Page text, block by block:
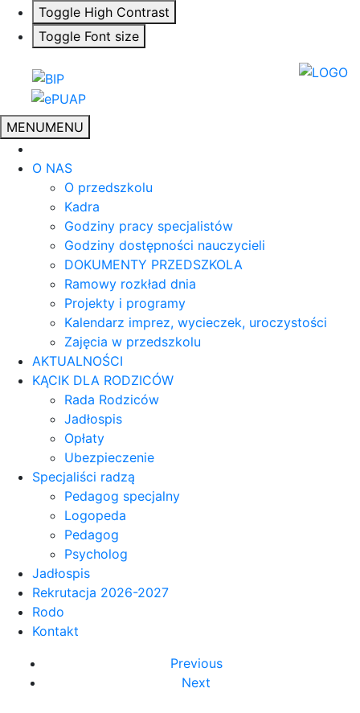
Toggle High Contrast
Toggle Font size
MENUMENU
O NAS
O przedszkolu
Kadra
Godziny pracy specjalistów
Godziny dostępności nauczycieli
DOKUMENTY PRZEDSZKOLA
Ramowy rozkład dnia
Projekty i programy
Kalendarz imprez, wycieczek, uroczystości
Zajęcia w przedszkolu
AKTUALNOŚCI
KĄCIK DLA RODZICÓW
Rada Rodziców
Jadłospis
Opłaty
Ubezpieczenie
Specjaliści radzą
Pedagog specjalny
Logopeda
Pedagog
Psycholog
Jadłospis
Rekrutacja 2026-2027
Rodo
Kontakt
Previous
Next